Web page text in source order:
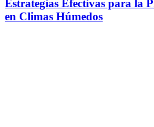
Estrategias Efectivas para la
en Climas Húmedos